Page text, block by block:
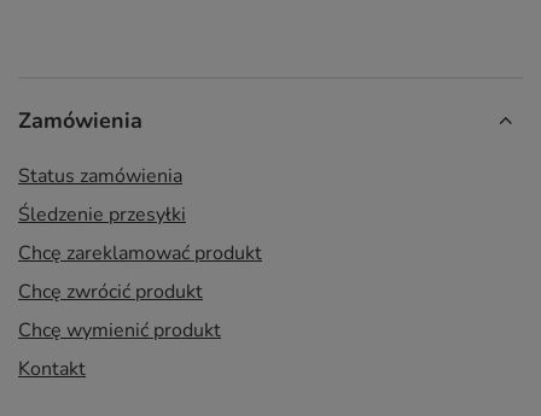
Zamówienia
Status zamówienia
Śledzenie przesyłki
Chcę zareklamować produkt
Chcę zwrócić produkt
Chcę wymienić produkt
Kontakt